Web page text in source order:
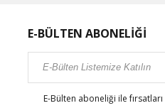
E-BÜLTEN ABONELİĞİ
E-Bülten aboneliği ile fırsatları